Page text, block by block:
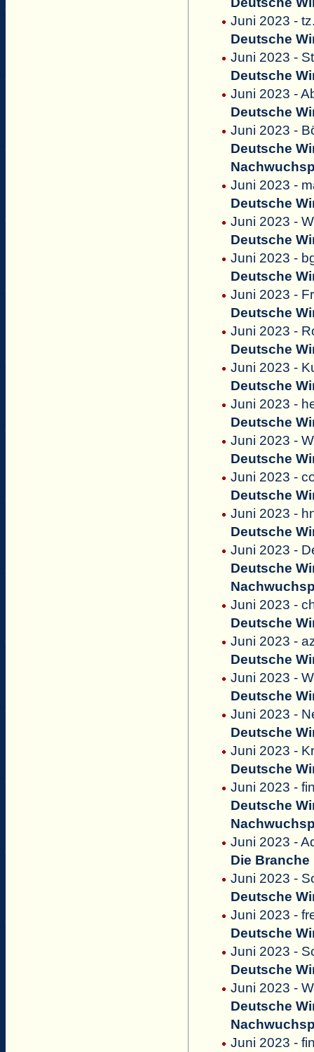
Juni 2023 -
Deutsche
Juni 2023 -
Deutsche
Juni 2023 -
Deutsche
Juni 2023 -
Deutsche
Juni 2023 -
Deutsche
Juni 2023 -
Deutsche
Juni 2023 -
Deutsche
Juni 2023 -
Deutsche
Juni 2023 -
Deutsche
Juni 2023 -
Deutsche
Juni 2023 -
Deutsche
Juni 2023 -
Deutsche
Juni 2023 -
Deutsche
Juni 2023 -
Deutsche
Juni 2023 -
Deutsche
Juni 2023 -
Deutsche
Juni 2023 -
Deutsche
Juni 2023 -
Deutsche
Juni 2023 -
Deutsche
Juni 2023 -
Deutsche
Juni 2023 -
Deutsche
Juni 2023 -
Die
Juni 2023 -
Deutsche
Juni 2023 -
Deutsche
Juni 2023 -
Deutsche
Juni 2023 -
Deutsche
Juni 2023 -